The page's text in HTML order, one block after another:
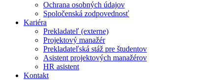
Ochrana osobných údajov
Spoločenská zodpovednosť
Kariéra
Prekladateľ (externe)
Projektový manažér
Prekladateľská stáž pre študentov
Asistent projektových manažérov
HR asistent
Kontakt